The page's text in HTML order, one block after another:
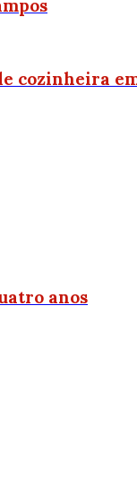
cozinheira
anos